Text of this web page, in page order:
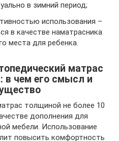
в зимний период;
использования –
в качестве наматрасника
места для ребенка.
матрас
в чем его смысл и
толщиной не более 10
дополнения для
мебели. Использование
повысить комфортность